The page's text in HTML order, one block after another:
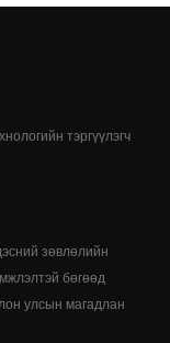
тэргүүлэгч
зөвлөлийн
бөгөөд
улсын магадлан